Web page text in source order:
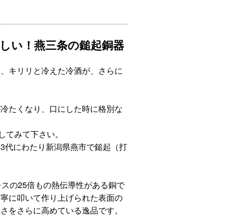
い！燕三条の鎚起銅器
キリリと冷えた冷酒が、さらに
たくなり、口にした時に格別な
みて下さい。
代にわたり新潟県燕市で鎚起（打
の25倍もの熱伝導性がある銅で
に叩いて作り上げられた表面の
をさらに高めている逸品です。